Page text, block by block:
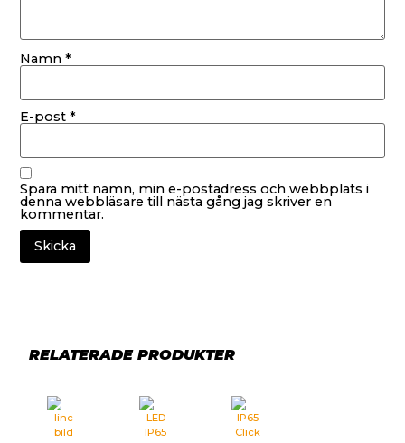
Namn*
E-post*
Spara mitt namn, min e-postadress och webbplats i
denna webbläsare till nästa gång jag skriver en
kommentar.
RELATERADE PRODUKTER